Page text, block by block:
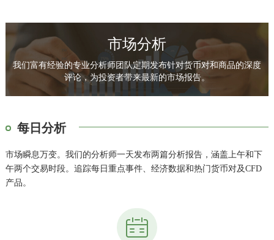
市场分析
我们富有经验的专业分析师团队定期发布针对货币对和商品的深度
评论，为投资者带来最新的市场报告。
每日分析
市场瞬息万变。我们的分析师一天发布两篇分析报告，涵盖上午和下
午两个交易时段。追踪每日重点事件、经济数据和热门货币对及CFD
产品。